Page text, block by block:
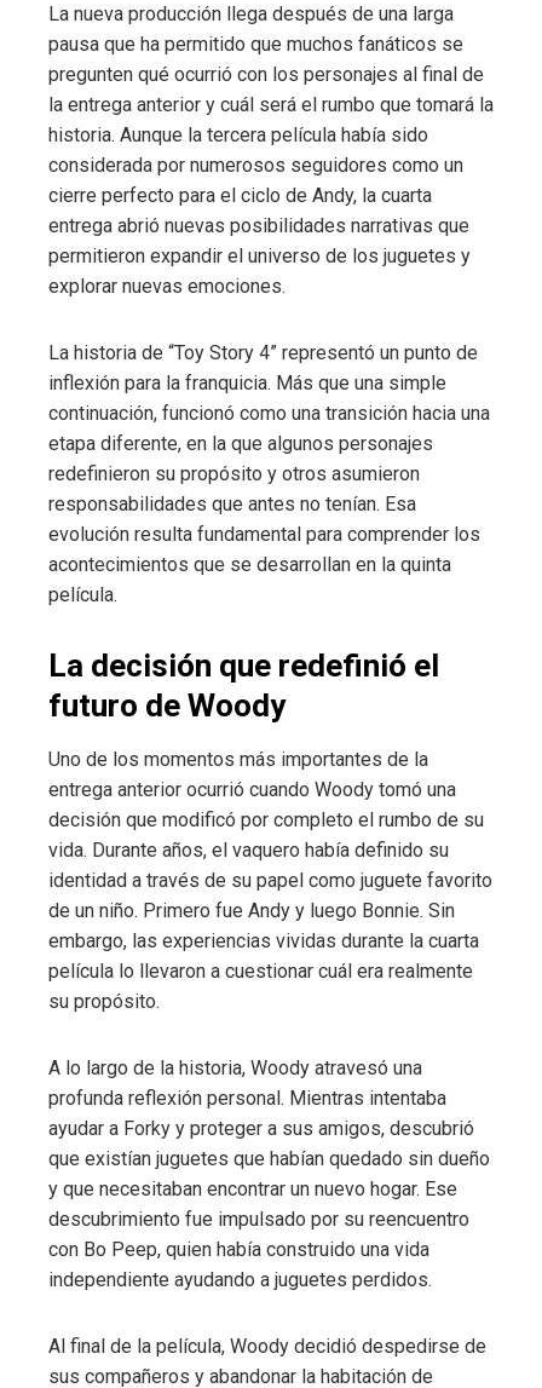
La nueva producción llega después de una larga
pausa que ha permitido que muchos fanáticos se
pregunten qué ocurrió con los personajes al final de
la entrega anterior y cuál será el rumbo que tomará la
historia. Aunque la tercera película había sido
considerada por numerosos seguidores como un
cierre perfecto para el ciclo de Andy, la cuarta
entrega abrió nuevas posibilidades narrativas que
permitieron expandir el universo de los juguetes y
explorar nuevas emociones.
La historia de “Toy Story 4” representó un punto de
inflexión para la franquicia. Más que una simple
continuación, funcionó como una transición hacia una
etapa diferente, en la que algunos personajes
redefinieron su propósito y otros asumieron
responsabilidades que antes no tenían. Esa
evolución resulta fundamental para comprender los
acontecimientos que se desarrollan en la quinta
película.
La decisión que redefinió el
futuro de Woody
Uno de los momentos más importantes de la
entrega anterior ocurrió cuando Woody tomó una
decisión que modificó por completo el rumbo de su
vida. Durante años, el vaquero había definido su
identidad a través de su papel como juguete favorito
de un niño. Primero fue Andy y luego Bonnie. Sin
embargo, las experiencias vividas durante la cuarta
película lo llevaron a cuestionar cuál era realmente
su propósito.
A lo largo de la historia, Woody atravesó una
profunda reflexión personal. Mientras intentaba
ayudar a Forky y proteger a sus amigos, descubrió
que existían juguetes que habían quedado sin dueño
y que necesitaban encontrar un nuevo hogar. Ese
descubrimiento fue impulsado por su reencuentro
con Bo Peep, quien había construido una vida
independiente ayudando a juguetes perdidos.
Al final de la película, Woody decidió despedirse de
sus compañeros y abandonar la habitación de